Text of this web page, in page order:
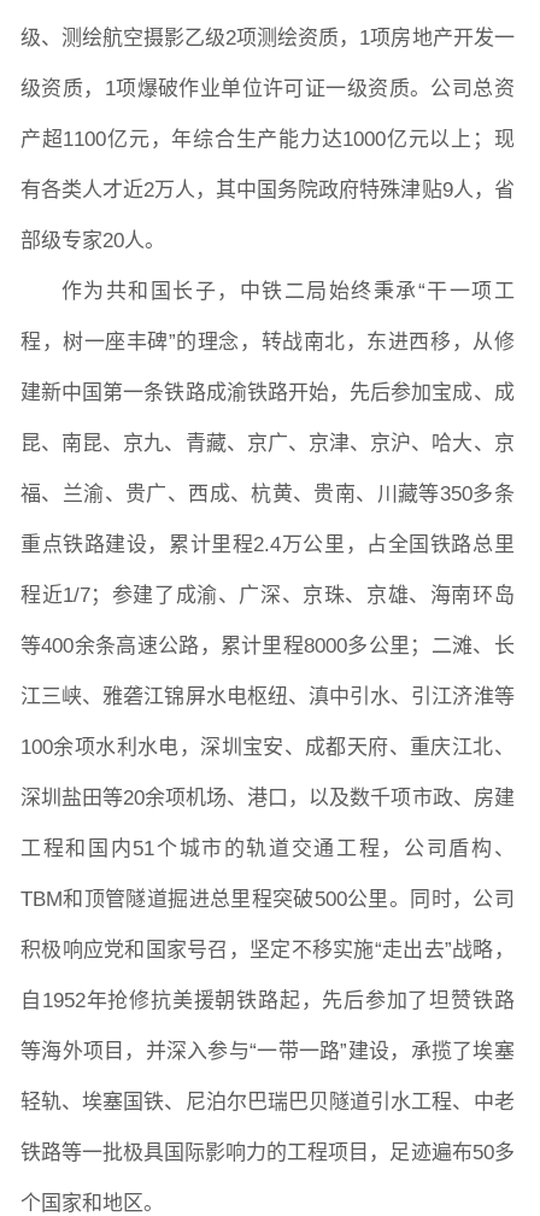
本科教育
科研概况 学术动态 科研平台 科研办事流程
学生活动 创业就业 奖助学金
常用办公电话 办事流程 材料下载
级、测绘航空摄影乙级2项测绘资质，1项房地产开发一
级资质，1项爆破作业单位许可证一级资质。公司总资
产超1100亿元，年综合生产能力达1000亿元以上；现
有各类人才近2万人，其中国务院政府特殊津贴9人，省
部级专家20人。
作为共和国长子，中铁二局始终秉承“干一项工
程，树一座丰碑”的理念，转战南北，东进西移，从修
建新中国第一条铁路成渝铁路开始，先后参加宝成、成
昆、南昆、京九、青藏、京广、京津、京沪、哈大、京
福、兰渝、贵广、西成、杭黄、贵南、川藏等350多条
重点铁路建设，累计里程2.4万公里，占全国铁路总里
程近1/7；参建了成渝、广深、京珠、京雄、海南环岛
等400余条高速公路，累计里程8000多公里；二滩、长
江三峡、雅砻江锦屏水电枢纽、滇中引水、引江济淮等
100余项水利水电，深圳宝安、成都天府、重庆江北、
深圳盐田等20余项机场、港口，以及数千项市政、房建
工程和国内51个城市的轨道交通工程，公司盾构、
TBM和顶管隧道掘进总里程突破500公里。同时，公司
积极响应党和国家号召，坚定不移实施“走出去”战略，
自1952年抢修抗美援朝铁路起，先后参加了坦赞铁路
等海外项目，并深入参与“一带一路”建设，承揽了埃塞
轻轨、埃塞国铁、尼泊尔巴瑞巴贝隧道引水工程、中老
铁路等一批极具国际影响力的工程项目，足迹遍布50多
个国家和地区。